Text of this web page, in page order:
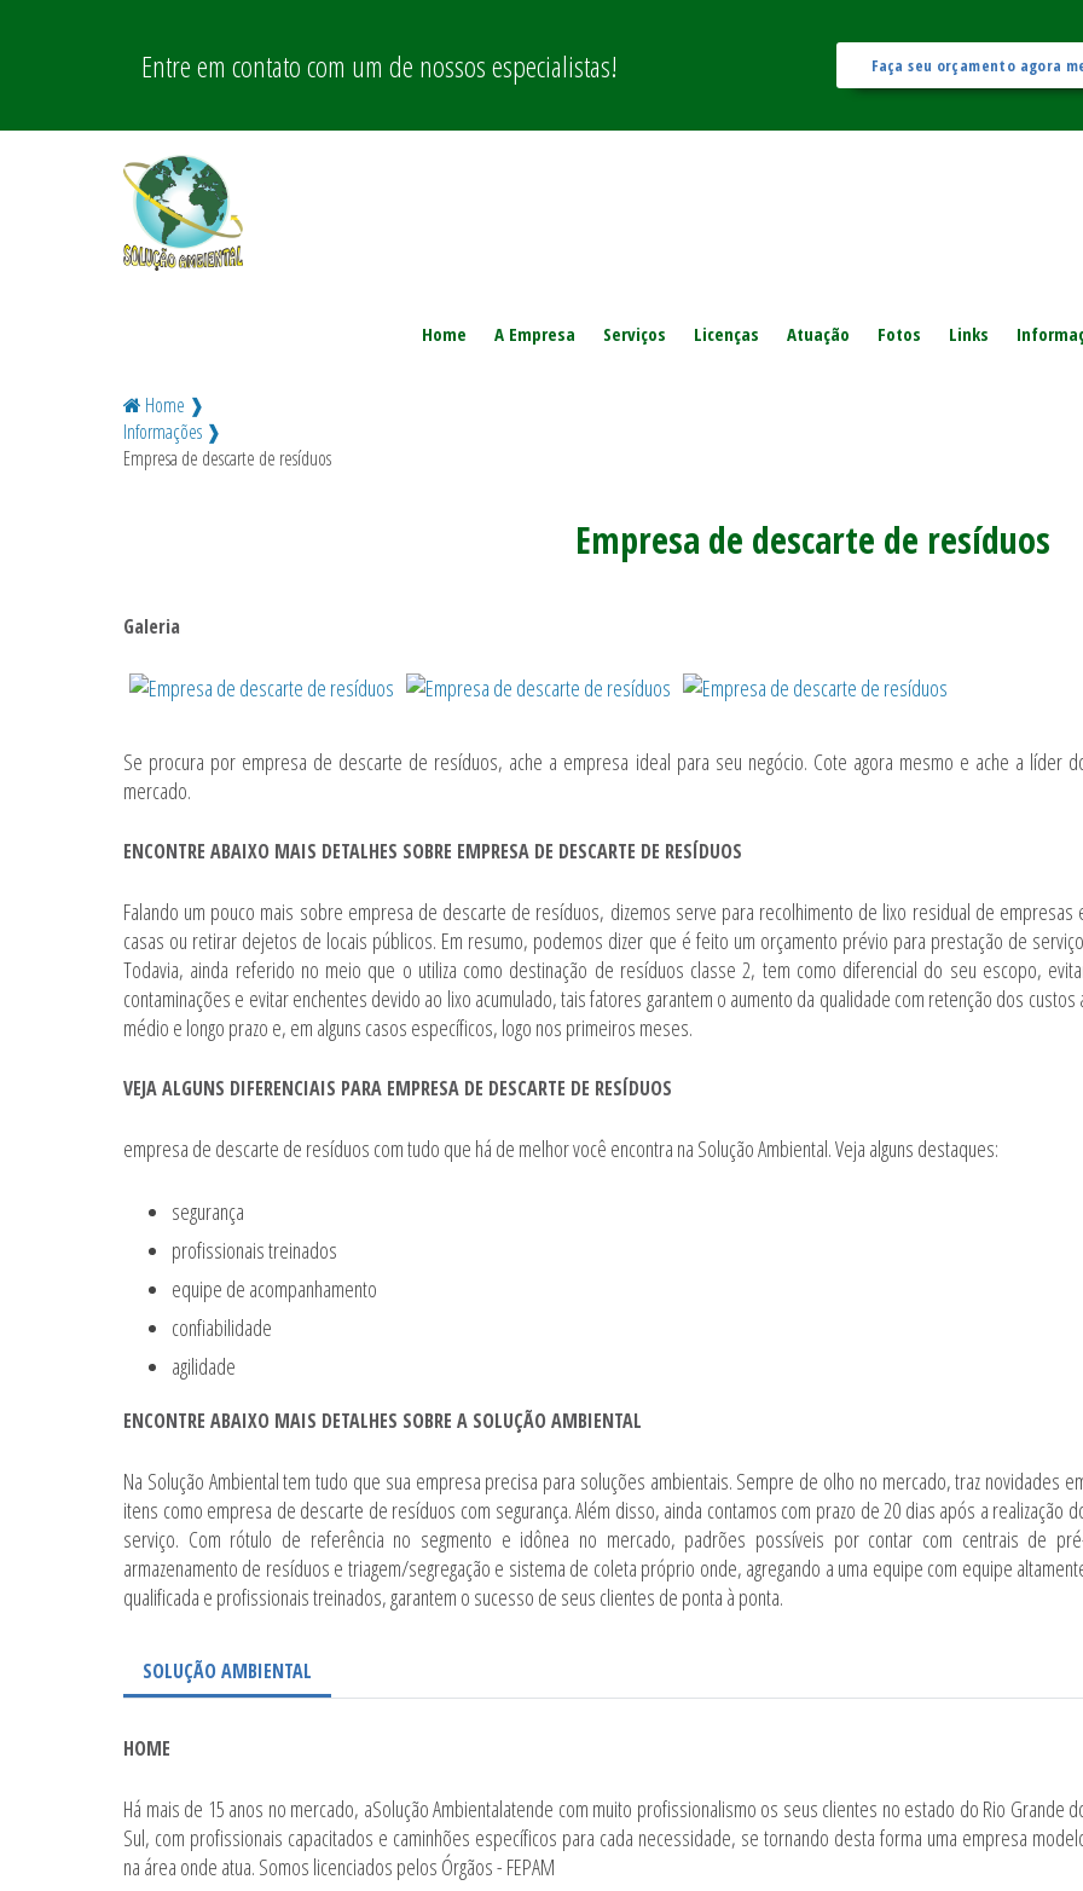
Entre em contato com um de nossos especialistas! Faça seu orçamento agora
Home A Empresa Serviços Licenças Atuação Fotos Links
Home ❱
Informações ❱
Empresa de descarte de resíduos
Empresa de descarte de resíduos
Galeria
Se procura por empresa de descarte de resíduos, ache a empresa ideal para seu negócio. Cote agora mesmo e ache a líder
mercado.
ENCONTRE ABAIXO MAIS DETALHES SOBRE EMPRESA DE DESCARTE DE RESÍDUOS
Falando um pouco mais sobre empresa de descarte de resíduos, dizemos serve para recolhimento de lixo residual de empresas
casas ou retirar dejetos de locais públicos. Em resumo, podemos dizer que é feito um orçamento prévio para prestação de
Todavia, ainda referido no meio que o utiliza como destinação de resíduos classe 2, tem como diferencial do seu escopo,
contaminações e evitar enchentes devido ao lixo acumulado, tais fatores garantem o aumento da qualidade com retenção dos custos
médio e longo prazo e, em alguns casos específicos, logo nos primeiros meses.
VEJA ALGUNS DIFERENCIAIS PARA EMPRESA DE DESCARTE DE RESÍDUOS
empresa de descarte de resíduos com tudo que há de melhor você encontra na Solução Ambiental. Veja alguns destaques:
segurança
profissionais treinados
equipe de acompanhamento
confiabilidade
agilidade
ENCONTRE ABAIXO MAIS DETALHES SOBRE A SOLUÇÃO AMBIENTAL
Na Solução Ambiental tem tudo que sua empresa precisa para soluções ambientais. Sempre de olho no mercado, traz novidades
itens como empresa de descarte de resíduos com segurança. Além disso, ainda contamos com prazo de 20 dias após a realização
serviço. Com rótulo de referência no segmento e idônea no mercado, padrões possíveis por contar com centrais de
armazenamento de resíduos e triagem/segregação e sistema de coleta próprio onde, agregando a uma equipe com equipe
qualificada e profissionais treinados, garantem o sucesso de seus clientes de ponta à ponta.
SOLUÇÃO AMBIENTAL
HOME
Há mais de 15 anos no mercado, aSolução Ambientalatende com muito profissionalismo os seus clientes no estado do Rio Grande
Sul, com profissionais capacitados e caminhões específicos para cada necessidade, se tornando desta forma uma empresa
na área onde atua. Somos licenciados pelos Órgãos - FEPAM